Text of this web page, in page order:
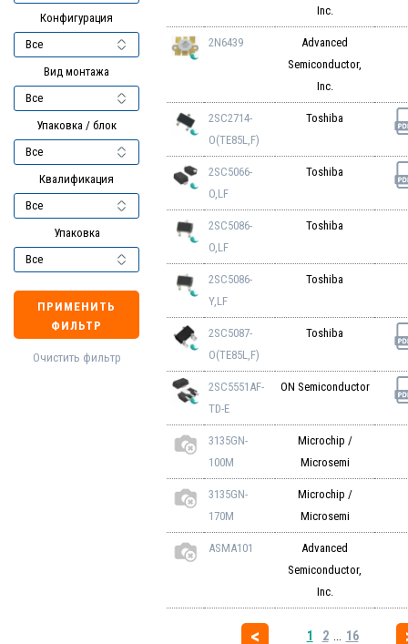
Конфигурация
Вид монтажа
Упаковка / блок
Квалификация
Упаковка
ПРИМЕНИТЬ
ФИЛЬТР
Очистить фильтр
Inc.
2N6439
Advanced
Semiconductor,
Inc.
2SC2714-
O(TE85L,F)
Toshiba
2SC5066-
O,LF
Toshiba
2SC5086-
O,LF
Toshiba
2SC5086-
Y,LF
Toshiba
2SC5087-
O(TE85L,F)
Toshiba
2SC5551AF-
TD-E
ON Semiconductor
3135GN-
100M
Microchip /
Microsemi
3135GN-
170M
Microchip /
Microsemi
ASMA101
Advanced
Semiconductor,
Inc.
1 2 16